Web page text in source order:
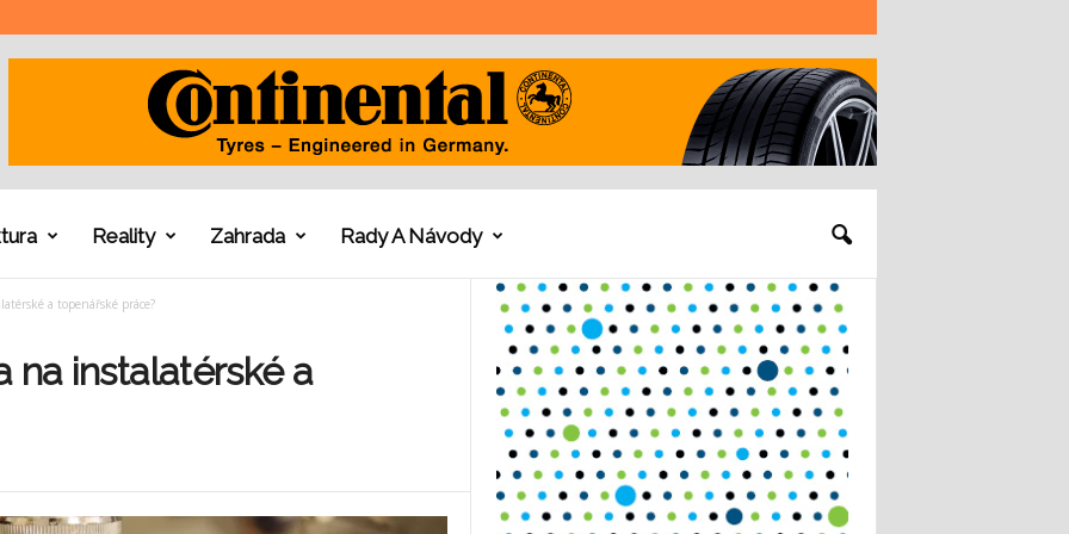
Reality Zahrada Rady A Návody
a topenářské práce?
na instalatérské a